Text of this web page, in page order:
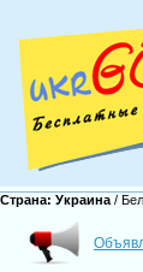
Страна: Украина /